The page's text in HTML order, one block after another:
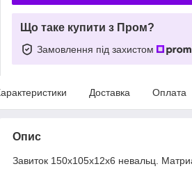
Що таке купити з Пром?
Замовлення під захистом
Доставка Оплата
Опис
Завиток 150х105х12х6 невальц.